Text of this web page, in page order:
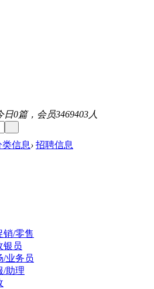
0篇，会员3469403人
类信息› 招聘信息
销/零售
银员
/业务员
/助理